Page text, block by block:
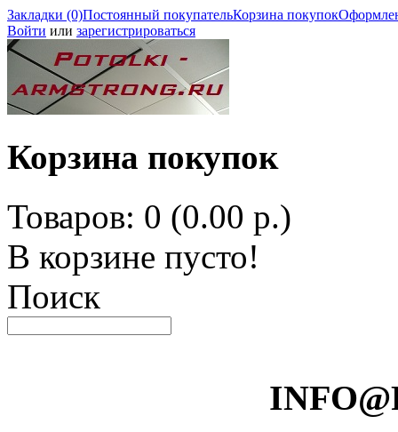
Закладки (0)Постоянный покупательКорзина покупок
Войти или зарегистрироваться
Корзина покупок
Товаров: 0 (0.00 р.)
В корзине пусто!
Поиск